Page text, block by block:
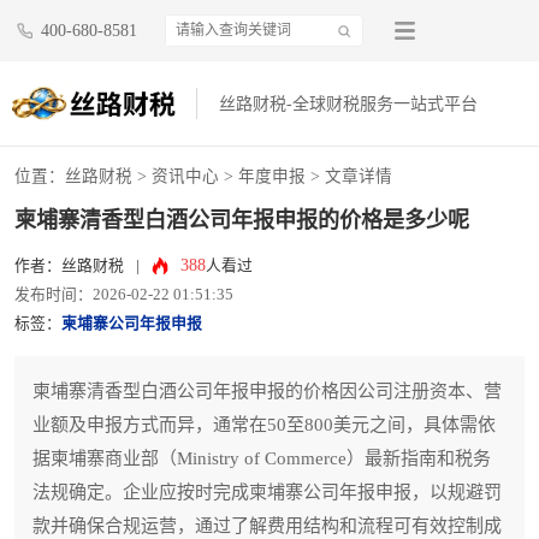
400-680-8581
丝路财税-全球财税服务一站式平台
位置： 丝路财税 > 资讯中心 > 年度申报 > 文章详情
柬埔寨清香型白酒公司年报申报的价格是多少呢
作者：丝路财税 388人看过
发布时间：2026-02-22 01:51:35
标签： 柬埔寨公司年报申报
柬埔寨清香型白酒公司年报申报的价格因公司注册资本、营
业额及申报方式而异，通常在50至800美元之间，具体需依
据柬埔寨商业部（Ministry of Commerce）最新指南和税务
法规确定。企业应按时完成柬埔寨公司年报申报，以规避罚
款并确保合规运营，通过了解费用结构和流程可有效控制成